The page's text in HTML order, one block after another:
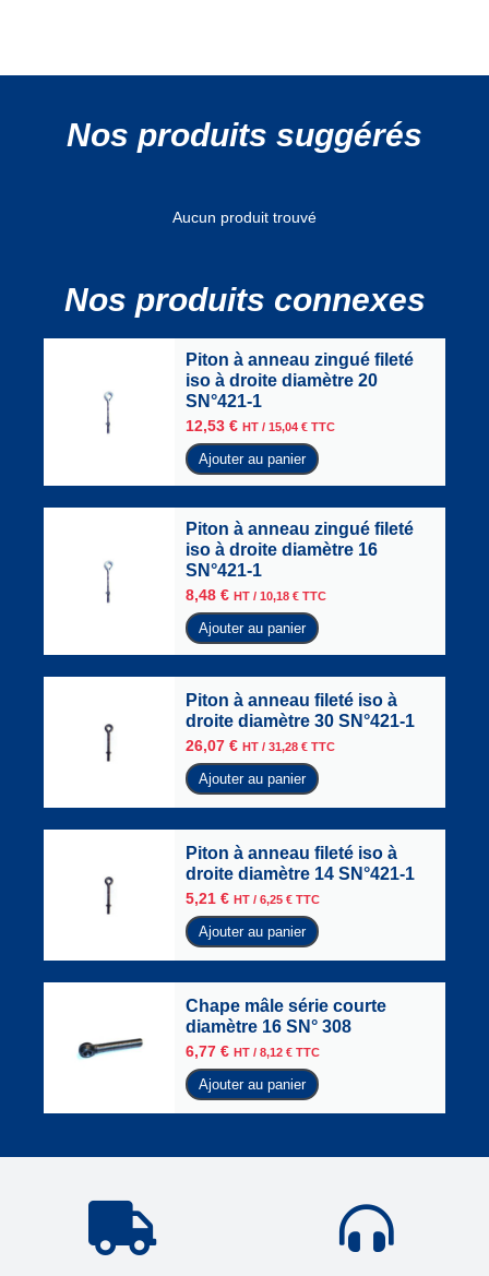
Nos produits suggérés
Aucun produit trouvé
Nos produits connexes
Piton à anneau zingué fileté
iso à droite diamètre 20
SN°421-1
12,53 € HT / 15,04 € TTC
Ajouter au panier
Piton à anneau zingué fileté
iso à droite diamètre 16
SN°421-1
8,48 € HT / 10,18 € TTC
Ajouter au panier
Piton à anneau fileté iso à
droite diamètre 30 SN°421-1
26,07 € HT / 31,28 € TTC
Ajouter au panier
Piton à anneau fileté iso à
droite diamètre 14 SN°421-1
5,21 € HT / 6,25 € TTC
Ajouter au panier
Chape mâle série courte
diamètre 16 SN° 308
6,77 € HT / 8,12 € TTC
Ajouter au panier